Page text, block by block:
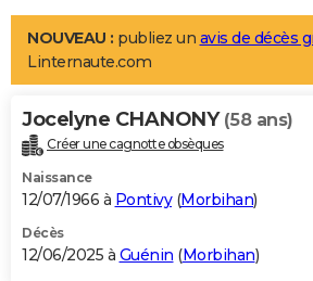
LIFESTYLE
Art de vivre
Bien-être
Loisirs
Mode
Modes de vie
Alimentation
Guide de la santé
Maladies
Médicaments
Sommeil
VOYAGE
Destinations
City break
Voyage nature
Voyage de noces
Forum
Climat
+PHOTO
GUIDES D'ACHAT
BONS PLANS
NOUVEAU : publiez un avis de décès
Linternaute.com
Jocelyne CHANONY (58 ans)
Créer une cagnotte obsèques
Naissance
12/07/1966 à Pontivy(Morbihan)
Décès
12/06/2025 à Guénin (Morbihan)